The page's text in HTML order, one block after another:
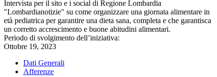
Intervista per il sito e i social di Regione Lombardia
"Lombardianotizie" su come organizzare una giornata alimentare in
età pediatrica per garantire una dieta sana, completa e che garantisca
un corretto accrescimento e buone abitudini alimentari.
Periodo di svolgimento dell’iniziativa:
Ottobre 19, 2023
Dati Generali
Afferenze